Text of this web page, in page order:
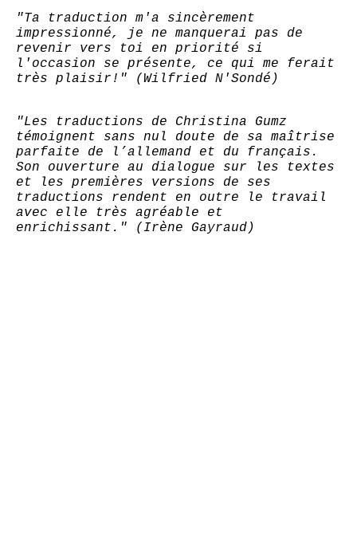
"Ta traduction m'a sincèrement
impressionné, je ne manquerai pas de
revenir vers toi en priorité si
l'occasion se présente, ce qui me ferait
très plaisir!" (Wilfried N'Sondé)
"Les traductions de Christina Gumz
témoignent sans nul doute de sa maîtrise
parfaite de l’allemand et du français.
Son ouverture au dialogue sur les textes
et les premières versions de ses
traductions rendent en outre le travail
avec elle très agréable et
enrichissant." (Irène Gayraud)